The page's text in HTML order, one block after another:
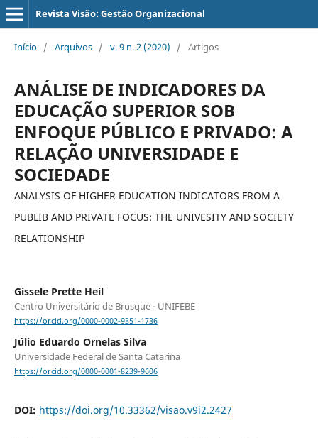
Revista Visão: Gestão Organizacional
Início / Arquivos / v. 9 n. 2 (2020) / Artigos
ANÁLISE DE INDICADORES DA
EDUCAÇÃO SUPERIOR SOB
ENFOQUE PÚBLICO E PRIVADO: A
RELAÇÃO UNIVERSIDADE E
SOCIEDADE
ANALYSIS OF HIGHER EDUCATION INDICATORS FROM A
PUBLIB AND PRIVATE FOCUS: THE UNIVESITY AND SOCIETY
RELATIONSHIP
Gissele Prette Heil
Centro Universitário de Brusque - UNIFEBE
https://orcid.org/0000-0002-9351-1736
Júlio Eduardo Ornelas Silva
Universidade Federal de Santa Catarina
https://orcid.org/0000-0001-8239-9606
DOI: https://doi.org/10.33362/visao.v9i2.2427